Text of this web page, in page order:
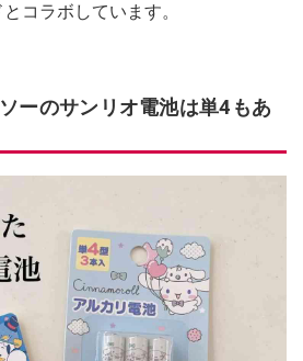
コラボしています。
ーのサンリオ電池は単4もあ